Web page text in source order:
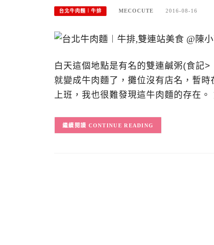
台北牛肉麵︱牛排 MECOCUTE 2016-08-16
白天這個地點是有名的雙連鹹粥(食記
就變成牛肉麵了，攤位沒有店名，暫
上班，我也很難發現這牛肉麵的存在
CONTINUE READING